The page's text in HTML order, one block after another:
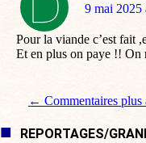
dit
9 mai 2025
Pour la viande c’est fait
Et en plus on paye !! On
Navigation de
← Commentaires plus
REPORTAGES/